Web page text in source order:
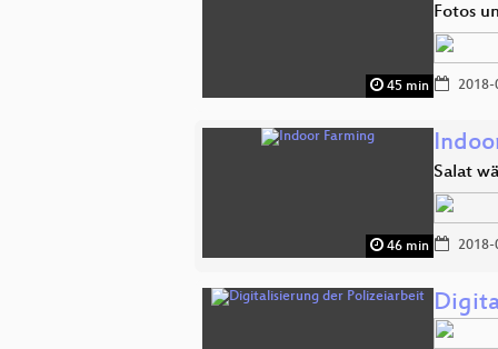
45 min
Fotos
46 min
Salat